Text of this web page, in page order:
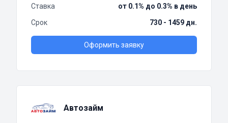
Ставка
от 0.1% до 0.3% в день
Срок
730 - 1459 дн.
Оформить заявку
Автозайм